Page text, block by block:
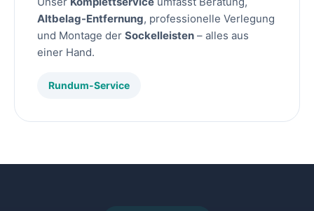
Altbelag-Entfernung, professionelle Verlegung
und Montage der Sockelleisten – alles aus
einer Hand.
Rundum-Service